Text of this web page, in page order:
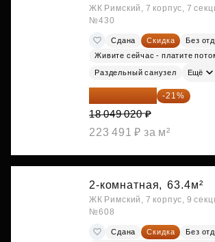
ЖК Римский, 7 корпус, 7
№430
Сдана Скидка
Без
Живите сейчас - платите
Раздельный санузел Ещё
14 258 726 ₽ -21%
18 049 020 ₽
223 491 ₽ за м²
2-комнатная, 63.4м²
ЖК Римский, 7 корпус, 9
№608
Сдана Скидка
Без